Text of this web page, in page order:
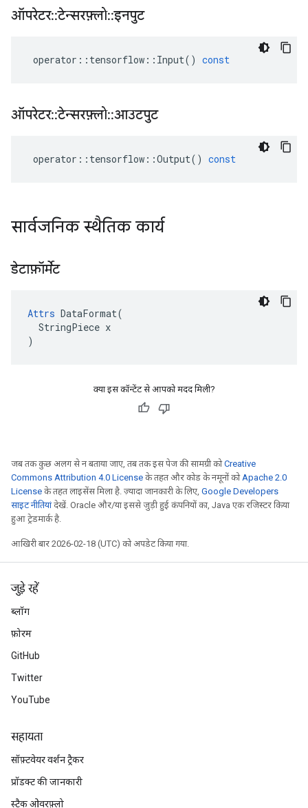
ऑपरेटर::टेन्सरफ़्लो::इनपुट
operator :: tensorflow :: Input() const
ऑपरेटर::टेन्सरफ़्लो::आउटपुट
operator :: tensorflow ::Output() const
सार्वजनिक स्थैतिक कार्य
डेटाफ़ॉर्मेट
Attrs DataFormat(
  StringPiece x
)
क्या इस कॉन्टेंट से आपको मदद मिली?
जब तक कुछ अलग से न बताया जाए, तब तक इस पेज की सामग्री कोCreative
Commons Attribution 4.0 License के तहत और कोड के नमूनों कोApache 2.0
License के तहत लाइसेंस मिला है. ज़्यादा जानकारी के लिए, Google Developers
साइट नीतियांदेखें. Oracle और/या इससे जुड़ी हुई कंपनियों का, Java एक रजिस्टर किया
हुआ ट्रेडमार्क है.
आखिरी बार 2026-02-18 (UTC) को अपडेट किया गया.
जुड़े रहें
ब्लॉग
फ़ोरम
GitHub
Twitter
YouTube
सहायता
सॉफ़्टवेयर वर्शन ट्रैकर
प्रॉडक्ट की जानकारी
स्टैक ओवरफ़्लो